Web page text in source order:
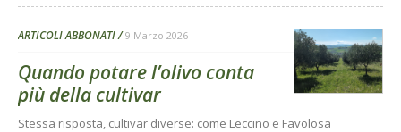
ARTICOLI ABBONATI 9 Marzo 2026
Quando potare l’olivo conta
più della cultivar
Stessa risposta, cultivar diverse: come Leccino e Favolosa